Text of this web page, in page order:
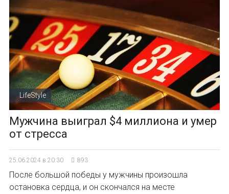
LifeStyle
Мужчина выиграл $4 миллиона и умер
от стресса
25.06.2024 в 20:30 893
После большой победы у мужчины произошла
остановка сердца, и он скончался на месте